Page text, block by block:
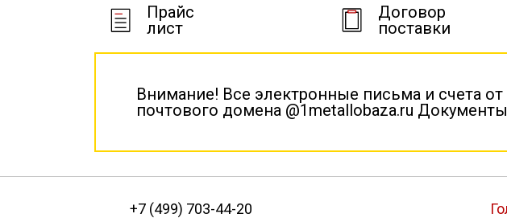
Прайс
лист
Договор
поставки
Внимание! Все электронные письма и счета
почтового домена @1metallobaza.ru
+7 (499) 703-44-20